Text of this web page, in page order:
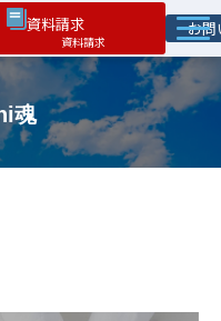
資料請求 お
は
能
魂